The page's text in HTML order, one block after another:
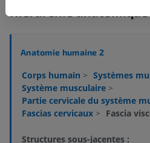
Anatomie humaine 2
Corps humain > Systèmes
Système musculaire >
Partie cervicale du système
Fascias cervicaux > Fascia
Structures sous-jacentes :